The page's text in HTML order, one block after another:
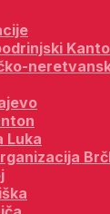
Luka